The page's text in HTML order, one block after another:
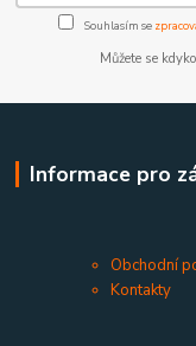
Souhlasím se
Můžete se
Informace pro
Obchodní
Kontakty